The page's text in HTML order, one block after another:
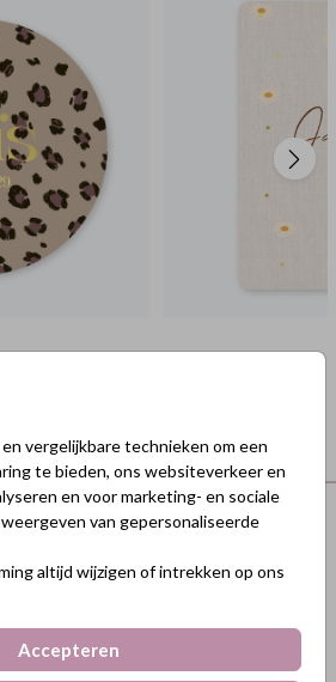
vergelijkbare technieken om een
te bieden, ons websiteverkeer en
en voor marketing- en sociale
van gepersonaliseerde
altijd wijzigen of intrekken op ons
Accepteren
naar boven
d Rijn